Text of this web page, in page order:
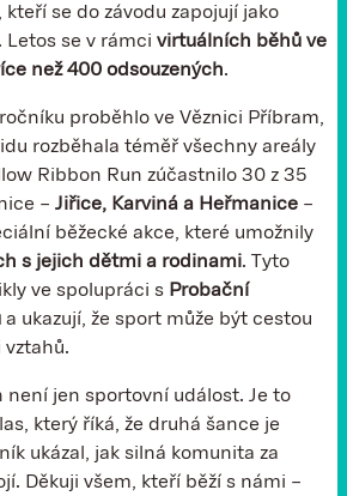
, kteří se do závodu zapojují jako
Letos se v rámci virtuálních běhů ve
než 400 odsouzených.
proběhlo ve Věznici Příbram,
rozběhala téměř všechny areály
Ribbon Run zúčastnilo 30 z 35
– Jiřice, Karviná a Heřmanice –
běžecké akce, které umožnily
s jejich dětmi a rodinami. Tyto
ve spolupráci s Probační
a ukazují, že sport může být cestou
vztahů.
není jen sportovní událost. Je to
který říká, že druhá šance je
ukázal, jak silná komunita za
Děkuji všem, kteří běží s námi –